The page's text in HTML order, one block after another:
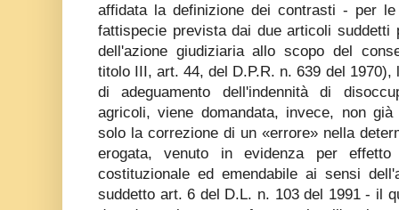
affidata la definizione dei contrasti - per
fattispecie prevista dai due articoli suddetti
dell'azione giudiziaria allo scopo del
titolo III, art. 44, del D.P.R. n. 639 del
di adeguamento dell'indennità di
agricoli, viene domandata, invece, non
solo la correzione di un «errore» nella
erogata, venuto in evidenza per effetto
costituzionale ed emendabile ai sensi
suddetto art. 6 del D.L. n. 103 del 1991 - il